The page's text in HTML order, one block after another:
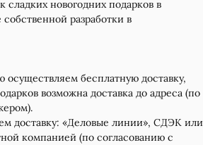
новогодних подарков в
разработки в
бесплатную доставку,
возможна доставка до адреса (по
доставку: «Деловые линии», СДЭК или
компанией (по согласованию с